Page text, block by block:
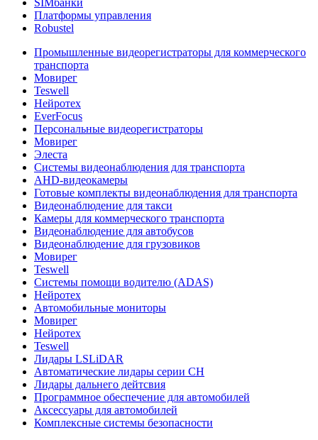
SIMбанки
Платформы управления
Robustel
Промышленные видеорегистраторы для коммерческого
транспорта
Мовирег
Teswell
Нейротех
EverFocus
Персональные видеорегистраторы
Мовирег
Элеста
Системы видеонаблюдения для транспорта
AHD-видеокамеры
Готовые комплекты видеонаблюдения для транспорта
Видеонаблюдение для такси
Камеры для коммерческого транспорта
Видеонаблюдение для автобусов
Видеонаблюдение для грузовиков
Мовирег
Teswell
Системы помощи водителю (ADAS)
Нейротех
Автомобильные мониторы
Мовирег
Нейротех
Teswell
Лидары LSLiDAR
Автоматические лидары серии CH
Лидары дальнего дейтсвия
Программное обеспечение для автомобилей
Аксессуары для автомобилей
Комплексные системы безопасности